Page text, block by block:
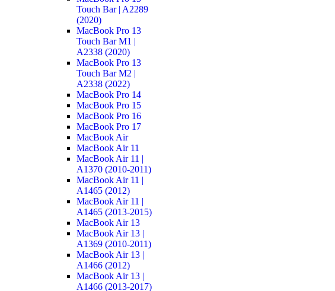
Touch Bar | A2289
(2020)
MacBook Pro 13
Touch Bar M1 |
A2338 (2020)
MacBook Pro 13
Touch Bar M2 |
A2338 (2022)
MacBook Pro 14
MacBook Pro 15
MacBook Pro 16
MacBook Pro 17
MacBook Air
MacBook Air 11
MacBook Air 11 |
A1370 (2010-2011)
MacBook Air 11 |
A1465 (2012)
MacBook Air 11 |
A1465 (2013-2015)
MacBook Air 13
MacBook Air 13 |
A1369 (2010-2011)
MacBook Air 13 |
A1466 (2012)
MacBook Air 13 |
A1466 (2013-2017)